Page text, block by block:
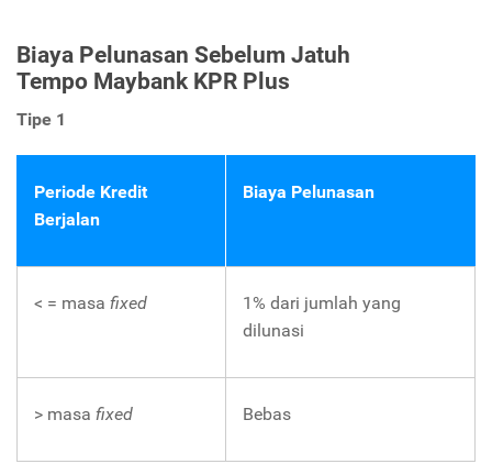
Biaya Pelunasan Sebelum Jatuh
Tempo Maybank KPR Plus
Tipe 1
Periode Kredit
Berjalan
Biaya Pelunasan
< = masa fixed
1% dari jumlah yang
dilunasi
> masa fixed Bebas